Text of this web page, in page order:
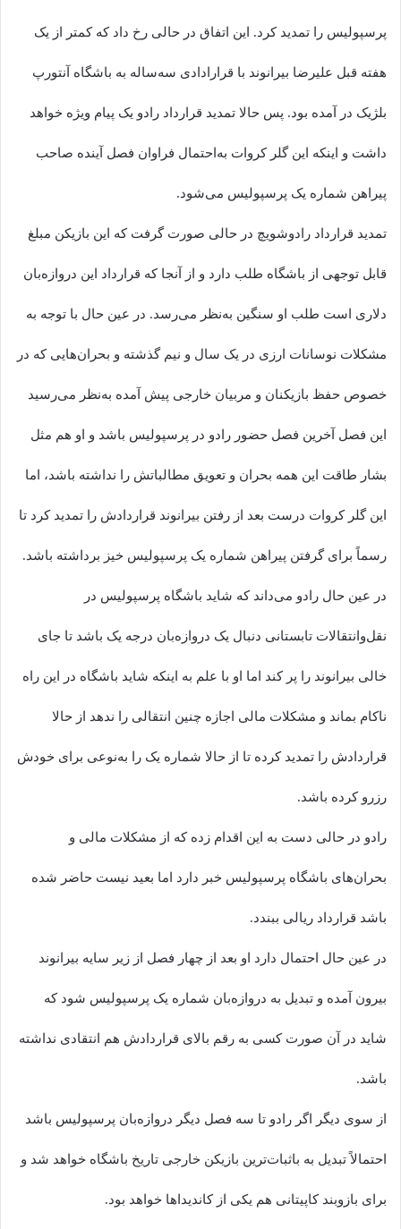
پرسپولیس را تمدید کرد. این اتفاق در حالی رخ داد که کمتر از یک
هفته قبل علیرضا بیرانوند با قرارادادی سه‌ساله به باشگاه آنتورپ
بلژیک در آمده بود. پس حالا تمدید قرارداد رادو یک پیام ویژه خواهد
داشت و اینکه این گلر کروات به‌احتمال فراوان فصل آینده صاحب
پیراهن شماره یک پرسپولیس می‌شود.
تمدید قرارداد رادوشویچ در حالی صورت گرفت که این بازیکن مبلغ
قابل توجهی از باشگاه طلب دارد و از آنجا که قرارداد این دروازه‌بان
دلاری است طلب او سنگین به‌نظر می‌رسد. در عین حال با توجه به
مشکلات نوسانات ارزی در یک سال و نیم گذشته و بحران‌هایی که در
خصوص حفظ بازیکنان و مربیان خارجی پیش آمده به‌نظر می‌رسید
این فصل آخرین فصل حضور رادو در پرسپولیس باشد و او هم مثل
بشار طاقت این همه بحران و تعویق مطالباتش را نداشته باشد، اما
این گلر کروات درست بعد از رفتن بیرانوند قراردادش را تمدید کرد تا
رسماً برای گرفتن پیراهن شماره یک پرسپولیس خیز برداشته باشد.
در عین حال رادو می‌داند که شاید باشگاه پرسپولیس در
نقل‌و‌انتقالات تابستانی دنبال یک دروازه‌بان درجه یک باشد تا جای
خالی بیرانوند را پر کند اما او با علم به اینکه شاید باشگاه در این راه
ناکام بماند و مشکلات مالی اجازه چنین انتقالی را ندهد از حالا
قراردادش را تمدید کرده تا از حالا شماره یک را به‌نوعی برای خودش
رزرو کرده باشد.
رادو در حالی دست به این اقدام زده که از مشکلات مالی و
بحران‌های باشگاه پرسپولیس خبر دارد اما بعید نیست حاضر شده
باشد قرارداد ریالی ببندد.
در عین حال احتمال دارد او بعد از چهار فصل از زیر سایه بیرانوند
بیرون آمده و تبدیل به دروازه‌بان شماره یک پرسپولیس شود که
شاید در آن صورت کسی به رقم بالای قراردادش هم انتقادی نداشته
باشد.
از سوی دیگر اگر رادو تا سه فصل دیگر دروازه‌بان پرسپولیس باشد
احتمالاً تبدیل به باثبات‌ترین بازیکن خارجی تاریخ باشگاه خواهد شد و
برای بازوبند کاپیتانی هم یکی از کاندیداها خواهد بود.